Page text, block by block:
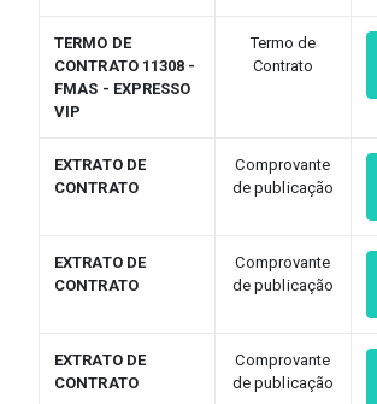
TERMO DE
CONTRATO 11308 -
FMAS - EXPRESSO
VIP
Termo de
Contrato
EXTRATO DE
CONTRATO
Comprovante
de publicação
EXTRATO DE
CONTRATO
Comprovante
de publicação
EXTRATO DE
CONTRATO
Comprovante
de publicação